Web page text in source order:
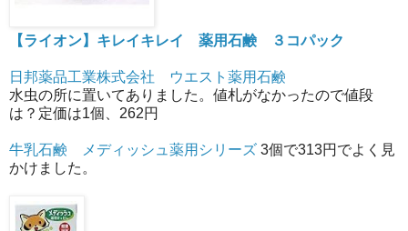
【ライオン】キレイキレイ 薬用石鹸 ３コパック
日邦薬品工業株式会社 ウエスト薬用石鹸
水虫の所に置いてありました。値札がなかったので値段
は？定価は1個、262円
牛乳石鹸 メディッシュ薬用シリーズ 3個で313円でよく見
かけました。